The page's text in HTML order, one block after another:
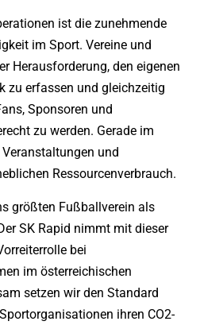
ist die zunehmende
im Sport. Vereine und
Herausforderung, den eigenen
zu erfassen und gleichzeitig
Sponsoren und
zu werden. Gerade im
und
Ressourcenverbrauch.
größten Fußballverein als
SK Rapid nimmt mit dieser
bei
im österreichischen
setzen wir den Standard
ihren CO2-